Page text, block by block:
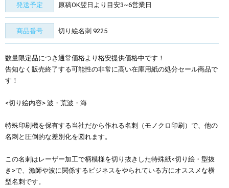
発送予定 原稿OK翌日より目安3~6営業日
商品番号 切り絵名刺 9225
数量限定品につき通常価格より格安提供価格中です！
告知なく販売終了する可能性の非常に高い在庫用紙の処分セール商品で
す！
<切り絵内容> 波・荒波・海
特殊印刷機を保有する当社だから作れる名刺（モノクロ印刷）で、他の
名刺と圧倒的な差別化を図れます。
この名刺はレーザー加工で柄模様を切り抜きした特殊紙<切り絵・型抜
き>で、漁師や波に関係するビジネスをやられている方にオススメな横
型名刺です。